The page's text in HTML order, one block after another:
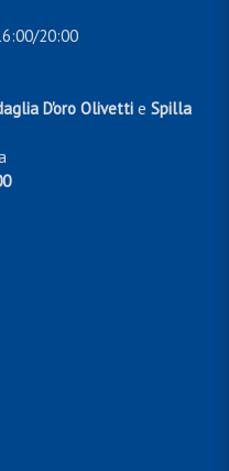
20:00
D'oro Olivetti e Spilla